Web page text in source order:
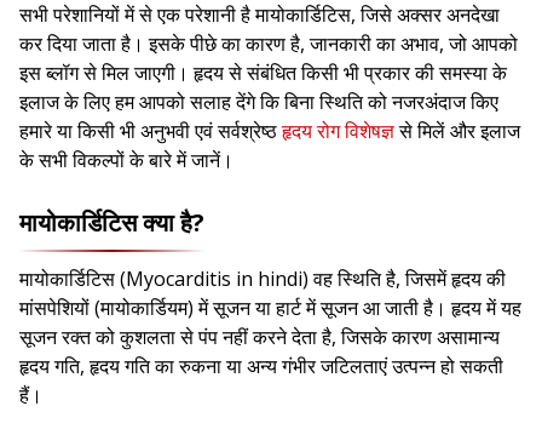
सभी परेशानियों में से एक परेशानी है मायोकार्डिटिस, जिसे अक्सर अनदेखा
कर दिया जाता है। इसके पीछे का कारण है, जानकारी का अभाव, जो आपको
इस ब्लॉग से मिल जाएगी। हृदय से संबंधित किसी भी प्रकार की समस्या के
इलाज के लिए हम आपको सलाह देंगे कि बिना स्थिति को नजरअंदाज किए
हमारे या किसी भी अनुभवी एवं सर्वश्रेष्ठहृदय रोग विशेषज्ञसे मिलें और इलाज
के सभी विकल्पों के बारे में जानें।
मायोकार्डिटिस क्या है?
मायोकार्डिटिस (Myocarditis in hindi) वह स्थिति है, जिसमें हृदय की
मांसपेशियों (मायोकार्डियम) में सूजन या हार्ट में सूजन आ जाती है। हृदय में यह
सूजन रक्त को कुशलता से पंप नहीं करने देता है, जिसके कारण असामान्य
हृदय गति, हृदय गति का रुकना या अन्य गंभीर जटिलताएं उत्पन्न हो सकती
हैं।